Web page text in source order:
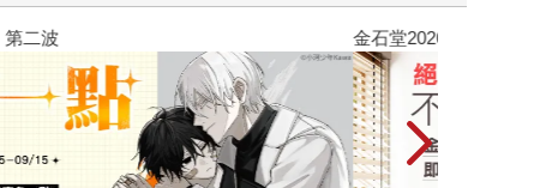
一點〉第二波 金石堂2026海